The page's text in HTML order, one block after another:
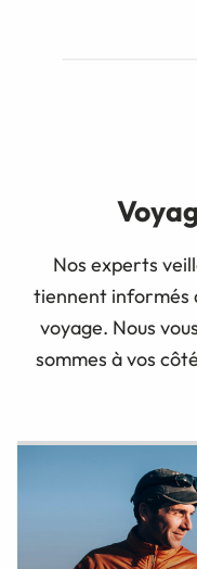
Nos experts
tiennent informés
voyage. Nous
sommes à vos